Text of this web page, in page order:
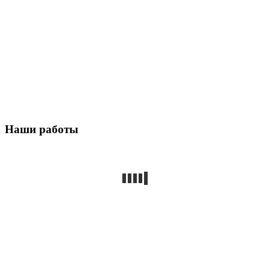
Наши работы